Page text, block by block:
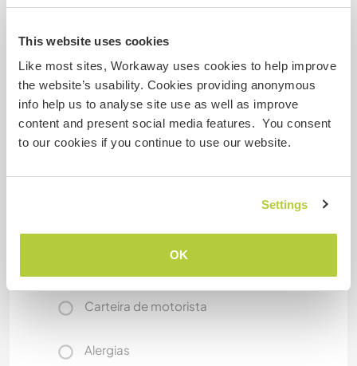
This website uses cookies
Like most sites, Workaway uses cookies to help improve
the website’s usability. Cookies providing anonymous
info help us to analyse site use as well as improve
content and present social media features. You consent
to our cookies if you continue to use our website.
Settings
OK
19
Algo mais...
My hobby is drawing a picture
I started to draw when I was elementary student
I love anime style
And also lm really interesting to sell my pictures in
Mais algumas informações
Carteira de motorista
Alergias